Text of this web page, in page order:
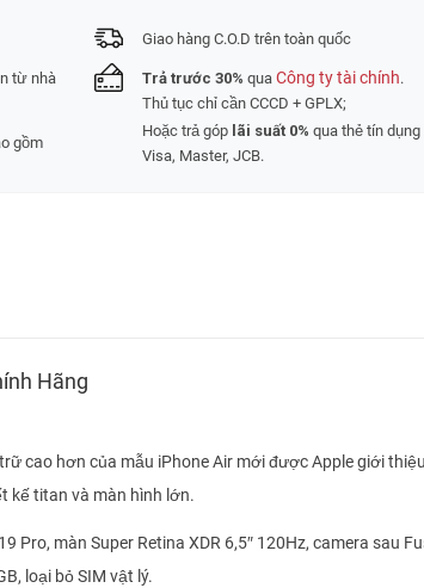
Giao hàng C.O.D trên toàn quốc
từ nhà
Trả trước 30% qua Công ty tài chính.
Thủ tục chỉ cần CCCD + GPLX;
gồm
Hoặc trả góp lãi suất 0% qua thẻ tín dụng
Visa, Master, JCB.
Hãng
cao hơn của mẫu iPhone Air mới được Apple giới
kế titan và màn hình lớn.
Pro, màn Super Retina XDR 6,5″ 120Hz, camera sau
loại bỏ SIM vật lý.